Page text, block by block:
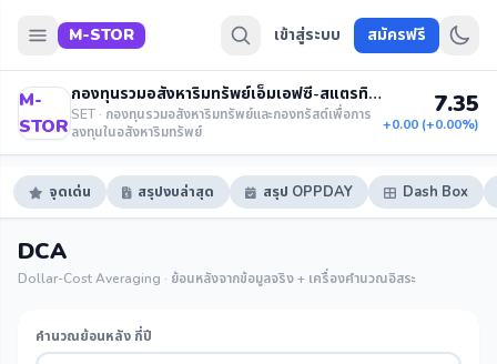
M-STOR เข้าสู่ระบบ สมัครฟรี
M-
STOR
กองทุนรวมอสังหาริมทรัพย์เอ็มเอฟซี-สแตรทิจิกสโตเรจฟันด์
SET · กองทุนรวมอสังหาริมทรัพย์และกองทรัสต์เพื่อการ
ลงทุนในอสังหาริมทรัพย์
7.35
+0.00 (+0.00%)
จุดเด่น สรุปงบล่าสุด สรุป OPPDAY Dash Box
DCA
Dollar-Cost Averaging · ย้อนหลังจากข้อมูลจริง + เครื่องคำนวณอิสระ
คำนวณย้อนหลัง กี่ปี